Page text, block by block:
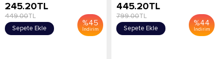
%45
İndirim
245.20TL
449.00TL
Sepete Ekle
%44
İndirim
445.20TL
799.00TL
Sepete Ekle